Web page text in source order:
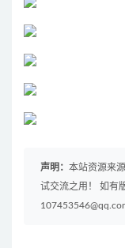
声明： 本站资源来
试交流之用！ 如有